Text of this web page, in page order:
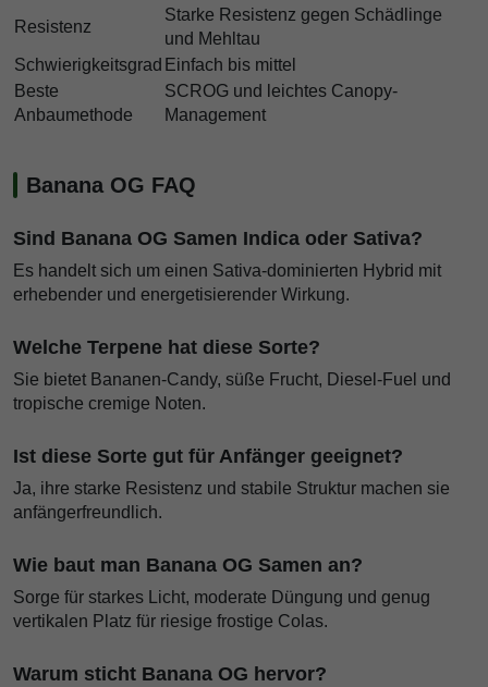
Resistenz
Starke Resistenz gegen Schädlinge
und Mehltau
Schwierigkeitsgrad Einfach bis mittel
Beste
Anbaumethode
SCROG und leichtes Canopy-
Management
Banana OG FAQ
Sind Banana OG Samen Indica oder Sativa?
Es handelt sich um einen Sativa-dominierten Hybrid mit
erhebender und energetisierender Wirkung.
Welche Terpene hat diese Sorte?
Sie bietet Bananen-Candy, süße Frucht, Diesel-Fuel und
tropische cremige Noten.
Ist diese Sorte gut für Anfänger geeignet?
Ja, ihre starke Resistenz und stabile Struktur machen sie
anfängerfreundlich.
Wie baut man Banana OG Samen an?
Sorge für starkes Licht, moderate Düngung und genug
vertikalen Platz für riesige frostige Colas.
Warum sticht Banana OG hervor?